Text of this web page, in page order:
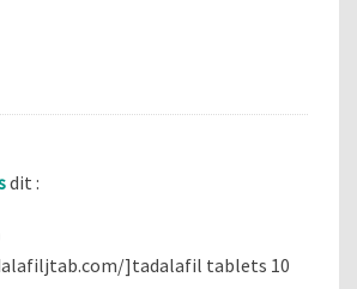
dit :
]tadalafil tablets 10